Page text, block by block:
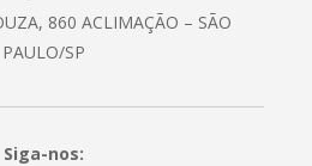
860 ACLIMAÇÃO – SÃO
PAULO/SP
Siga-nos: